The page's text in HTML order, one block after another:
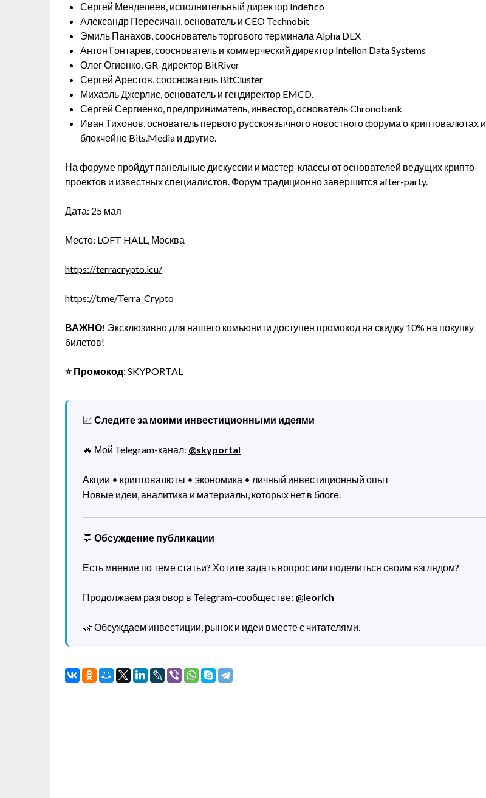
Сергей Менделеев, исполнительный директор Indefico
Александр Пересичан, основатель и CEO Technobit
Эмиль Панахов, сооснователь торгового терминала Alpha DEX
Антон Гонтарев, сооснователь и коммерческий директор Intelion Data Systems
Олег Огиенко, GR-директор BitRiver
Сергей Арестов, сооснователь BitCluster
Михаэль Джерлис, основатель и гендиректор EMCD.
Сергей Сергиенко, предприниматель, инвестор, основатель Chronobank
Иван Тихонов, основатель первого русскоязычного новостного форума о криптовалютах и
блокчейне Bits.Media и другие.
На форуме пройдут панельные дискуссии и мастер-классы от основателей ведущих крипто-
проектов и известных специалистов. Форум традиционно завершится after-party.
Дата: 25 мая
Место: LOFT HALL, Москва
https://terracrypto.icu/
https://t.me/Terra_Crypto
ВАЖНО! Эксклюзивно для нашего комьюнити доступен промокод на скидку 10% на покупку
билетов!
⭐️ Промокод:SKYPORTAL
📈 Следите за моими инвестиционными идеями
🔥 Мой Telegram-канал: @skyportal
Акции • криптовалюты • экономика • личный инвестиционный опыт
Новые идеи, аналитика и материалы, которых нет в блоге.
💬 Обсуждение публикации
Есть мнение по теме статьи? Хотите задать вопрос или поделиться своим взглядом?
Продолжаем разговор в Telegram-сообществе: @leorich
🤝 Обсуждаем инвестиции, рынок и идеи вместе с читателями.